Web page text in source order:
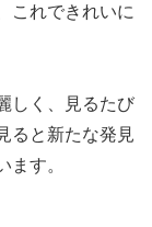
これできれいに
しく、見るたび
ると新たな発見
ます。